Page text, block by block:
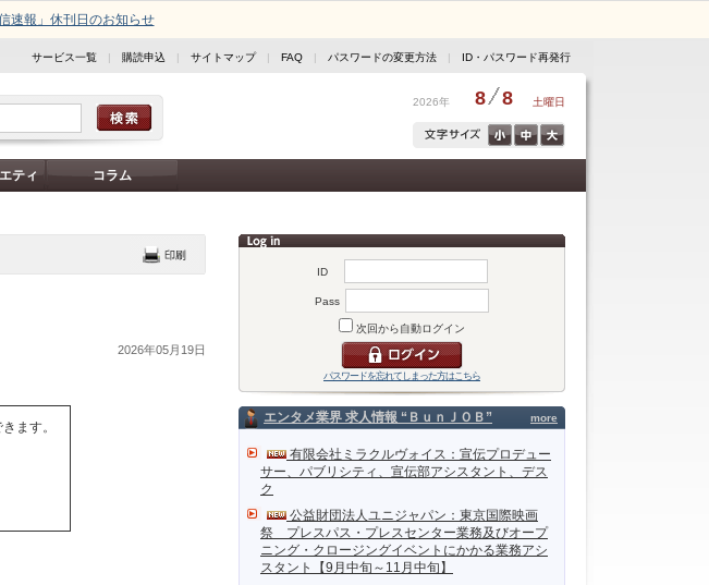
速報」休刊日のお知らせ
サービス一覧 | 購読申込 | サイトマップ| FAQ | パスワードの変更方法 | ID・パスワード再発行
2026年 8 8 土曜日
ティ コラム
ID
Pass
次回から自動ログイン
パスワードを忘れてしまった方はこちら
more
エンタメ業界 求人情報 “ＢｕｎＪＯＢ”
有限会社ミラクルヴォイス：宣伝プロデュー
サー、パブリシティ、宣伝部アシスタント、デス
ク
公益財団法人ユニジャパン：東京国際映画
祭 プレスパス・プレスセンター業務及びオープ
ニング・クロージングイベントにかかる業務アシ
スタント【9月中旬～11月中旬】
2026年05月19日
ます。